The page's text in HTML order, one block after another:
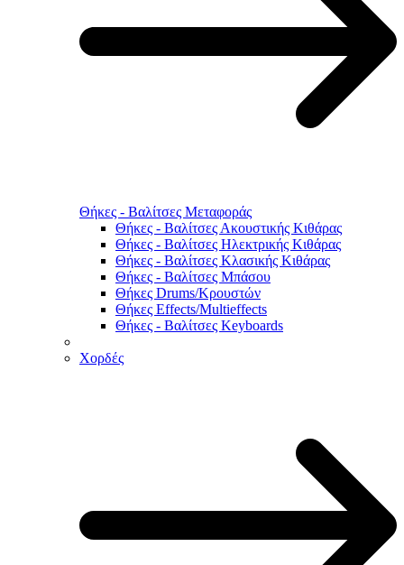
Θήκες - Βαλίτσες Μεταφοράς
Θήκες - Βαλίτσες Ακουστικής Κιθάρας
Θήκες - Βαλίτσες Ηλεκτρικής Κιθάρας
Θήκες - Βαλίτσες Κλασικής Κιθάρας
Θήκες - Βαλίτσες Μπάσου
Θήκες Drums/Κρουστών
Θήκες Effects/Multieffects
Θήκες - Βαλίτσες Keyboards
Χορδές